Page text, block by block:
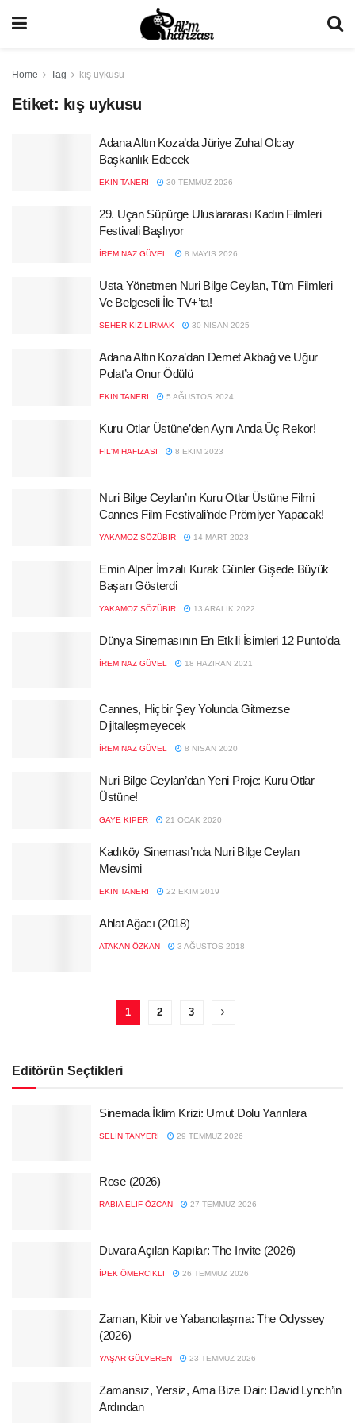
Home Tag kış uykusu
Etiket: kış uykusu
Adana Altın Koza’da Jüriye Zuhal Olcay
Başkanlık Edecek
EKIN TANERI 30 TEMMUZ 2026
29. Uçan Süpürge Uluslararası Kadın Filmleri
Festivali Başlıyor
İREM NAZ GÜVEL 8 MAYIS 2026
Usta Yönetmen Nuri Bilge Ceylan, Tüm Filmleri
Ve Belgeseli İle TV+’ta!
SEHER KIZILIRMAK 30 NISAN 2025
Adana Altın Koza’dan Demet Akbağ ve Uğur
Polat’a Onur Ödülü
EKIN TANERI 5 AĞUSTOS 2024
Kuru Otlar Üstüne’den Aynı Anda Üç Rekor!
FIL'M HAFIZASI 8 EKIM 2023
Nuri Bilge Ceylan’ın Kuru Otlar Üstüne Filmi
Cannes Film Festivali’nde Prömiyer Yapacak!
YAKAMOZ SÖZÜBIR 14 MART 2023
Emin Alper İmzalı Kurak Günler Gişede Büyük
Başarı Gösterdi
YAKAMOZ SÖZÜBIR 13 ARALIK 2022
Dünya Sinemasının En Etkili İsimleri 12 Punto’da
İREM NAZ GÜVEL 18 HAZIRAN 2021
Cannes, Hiçbir Şey Yolunda Gitmezse
Dijitalleşmeyecek
İREM NAZ GÜVEL 8 NISAN 2020
Nuri Bilge Ceylan’dan Yeni Proje: Kuru Otlar
Üstüne!
GAYE KIPER 21 OCAK 2020
Kadıköy Sineması’nda Nuri Bilge Ceylan
Mevsimi
EKIN TANERI 22 EKIM 2019
Ahlat Ağacı (2018)
ATAKAN ÖZKAN 3 AĞUSTOS 2018
1 2 3
Editörün Seçtikleri
Sinemada İklim Krizi: Umut Dolu Yarınlara
SELIN TANYERI 29 TEMMUZ 2026
Rose (2026)
RABIA ELIF ÖZCAN 27 TEMMUZ 2026
Duvara Açılan Kapılar: The Invite (2026)
İPEK ÖMERCIKLI 26 TEMMUZ 2026
Zaman, Kibir ve Yabancılaşma: The Odyssey
(2026)
YAŞAR GÜLVEREN 23 TEMMUZ 2026
Zamansız, Yersiz, Ama Bize Dair: David Lynch’in
Ardından